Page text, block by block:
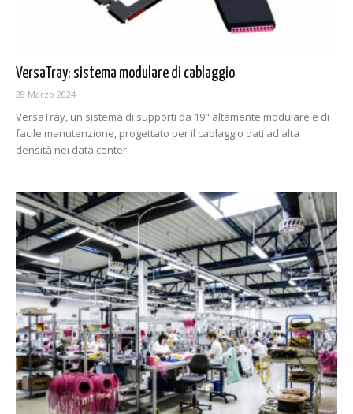
VersaTray: sistema modulare di cablaggio
28 Marzo 2024
VersaTray, un sistema di supporti da 19" altamente modulare e di
facile manutenzione, progettato per il cablaggio dati ad alta
densità nei data center.